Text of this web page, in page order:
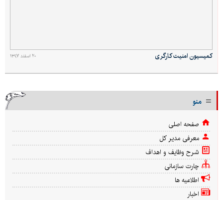
۲۰ اسفند ۱۳۹۷ کمیسیون امنیت کارگری
منو
صفحه اصلی
معرفی مدیر کل
شرح وظایف و اهداف
چارت سازمانی
اطلاعیه ها
اخبار